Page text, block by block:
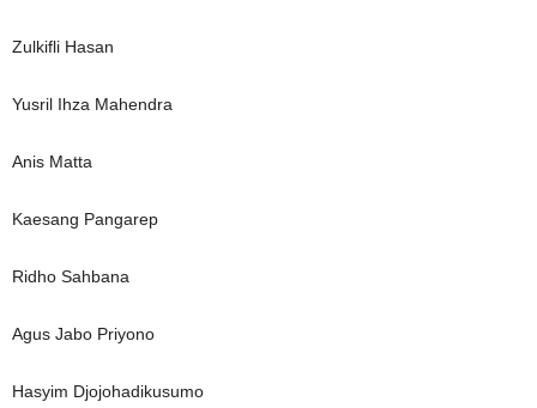
Zulkifli Hasan
Yusril Ihza Mahendra
Anis Matta
Kaesang Pangarep
Ridho Sahbana
Agus Jabo Priyono
Hasyim Djojohadikusumo